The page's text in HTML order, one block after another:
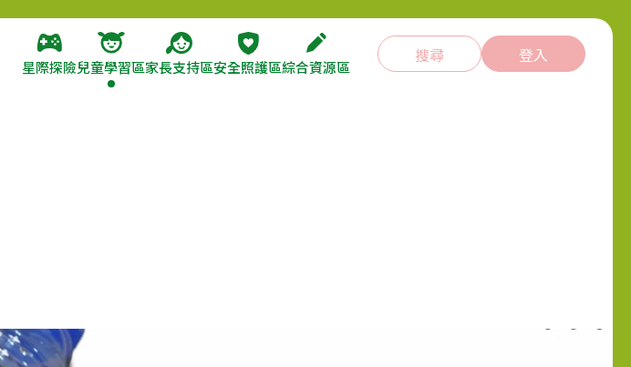
星際探險兒童學習區家長支持區安全照護區綜合資源區
搜尋 登入